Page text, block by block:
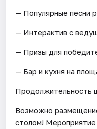
— Популярные песни
— Интерактив с
— Призы для
— Бар и кухня на
Продолжительность
Возможно
столом! Мероприятие